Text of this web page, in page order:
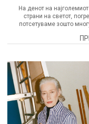
На денот на
страни на светот,
потсетуваме зошто